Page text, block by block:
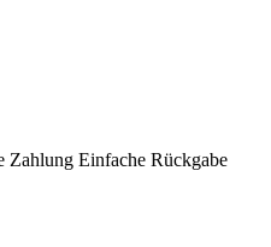
Zahlung Einfache Rückgabe